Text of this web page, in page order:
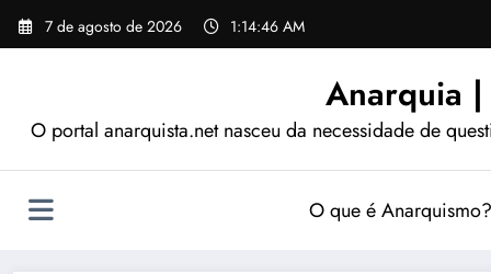
Pular
para
7 de agosto de 2026 1:14:47 AM
Anarquia
O portal anarquista.net nasceu da necessidade de
O que é Anarquismo?